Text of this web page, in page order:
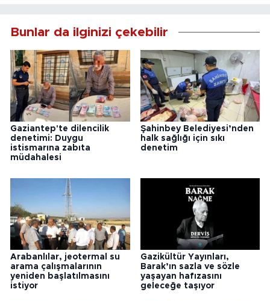
Bunlar da ilginizi çekebilir
Gaziantep'te dilencilik
denetimi: Duygu
istismarına zabıta
müdahalesi
Şahinbey Belediyesi’nden
halk sağlığı için sıkı
denetim
Arabanlılar, jeotermal su
arama çalışmalarının
yeniden başlatılmasını
istiyor
Gazikültür Yayınları,
Barak’ın sazla ve sözle
yaşayan hafızasını
geleceğe taşıyor